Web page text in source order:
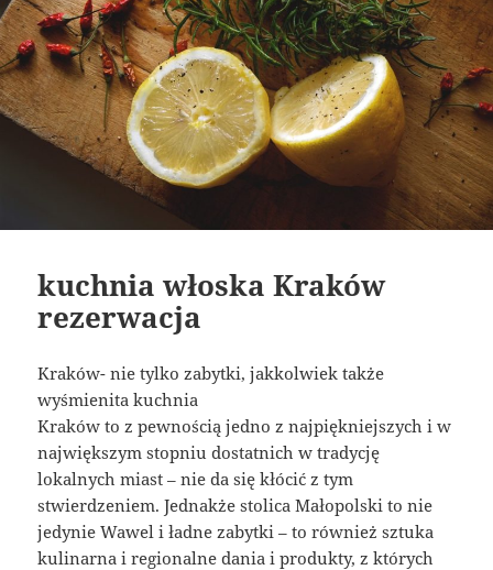
kuchnia włoska Kraków
rezerwacja
Kraków- nie tylko zabytki, jakkolwiek także
wyśmienita kuchnia
Kraków to z pewnością jedno z najpiękniejszych i w
największym stopniu dostatnich w tradycję
lokalnych miast – nie da się kłócić z tym
stwierdzeniem. Jednakże stolica Małopolski to nie
jedynie Wawel i ładne zabytki – to również sztuka
kulinarna i regionalne dania i produkty, z których